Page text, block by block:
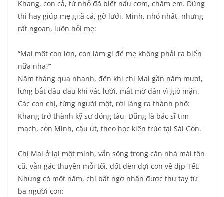
Khang, con cả, từ nhỏ đã biết nấu cơm, chăm em. Dũng
thì hay giúp mẹ gi:ã cá, gỡ lưới. Minh, nhỏ nhất, nhưng
rất ngoan, luôn hỏi mẹ:
“Mai mốt con lớn, con làm gì để mẹ không phải ra biển
nữa nha?”
Năm tháng qua nhanh, đến khi chị Mai gần năm mươi,
lưng bắt đầu đau khi vác lưới, mắt mờ dần vì gió mặn.
Các con chị, từng người một, rời làng ra thành phố:
Khang trở thành kỹ sư đóng tàu, Dũng là bác sĩ tim
mạch, còn Minh, cậu út, theo học kiến trúc tại Sài Gòn.
Chị Mai ở lại một mình, vẫn sống trong căn nhà mái tôn
cũ, vẫn gác thuyền mỗi tối, đốt đèn đợi con về dịp Tết.
Nhưng có một năm, chị bất ngờ nhận được thư tay từ
ba người con: